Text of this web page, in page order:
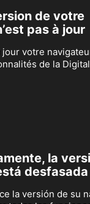
de votre
pas à jour
jour votre
de la
la
desfasada
la versión de su